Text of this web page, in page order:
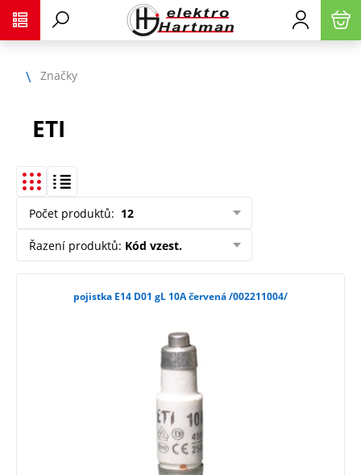
Značky
ETI
Počet produktů: 12
Řazení produktů: Kód vzest.
pojistka E14 D01 gL 10A červená /002211004/